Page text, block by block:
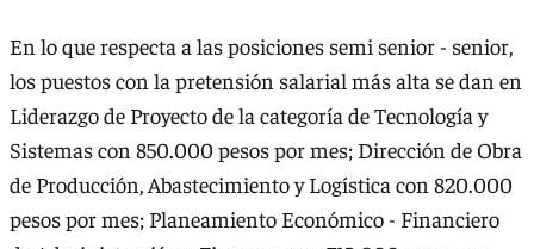
En lo que respecta a las posiciones semi senior - senior,
los puestos con la pretensión salarial más alta se dan en
Liderazgo de Proyecto de la categoría de Tecnología y
Sistemas con 850.000 pesos por mes; Dirección de Obra
de Producción, Abastecimiento y Logística con 820.000
pesos por mes; Planeamiento Económico - Financiero